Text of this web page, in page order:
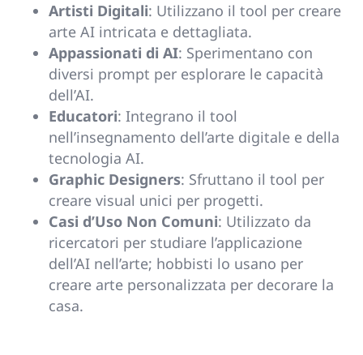
Artisti Digitali: Utilizzano il tool per creare
arte AI intricata e dettagliata.
Appassionati di AI: Sperimentano con
diversi prompt per esplorare le capacità
dell’AI.
Educatori: Integrano il tool
nell’insegnamento dell’arte digitale e della
tecnologia AI.
Graphic Designers: Sfruttano il tool per
creare visual unici per progetti.
Casi d’Uso Non Comuni: Utilizzato da
ricercatori per studiare l’applicazione
dell’AI nell’arte; hobbisti lo usano per
creare arte personalizzata per decorare la
casa.